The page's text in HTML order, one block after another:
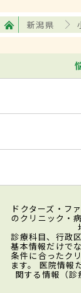
新潟県
ドクターズ・フ
のクリニック・
診療科目、行政
基本情報だけで
条件に合ったク
ます。 医院情報
関する情報（診